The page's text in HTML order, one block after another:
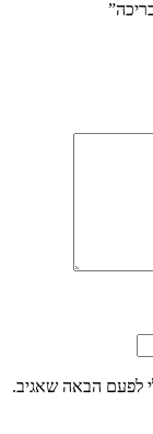
לפעם הבאה שאגיב.